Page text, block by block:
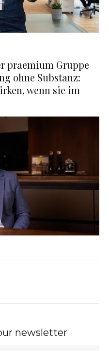
praemium Gruppe
ohne Substanz:
wenn sie im
newsletter